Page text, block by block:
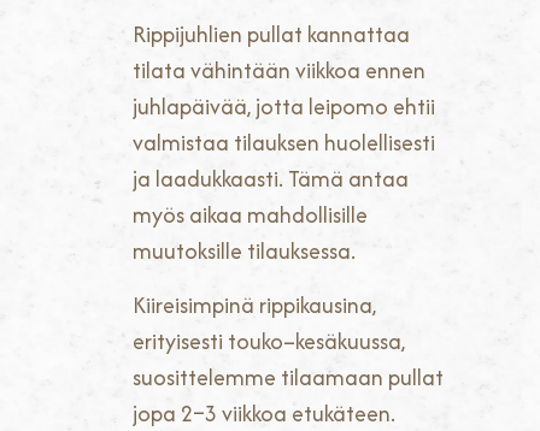
Rippijuhlien pullat kannattaa
tilata vähintään viikkoa ennen
juhlapäivää, jotta leipomo ehtii
valmistaa tilauksen huolellisesti
ja laadukkaasti. Tämä antaa
myös aikaa mahdollisille
muutoksille tilauksessa.
Kiireisimpinä rippikausina,
erityisesti touko–kesäkuussa,
suosittelemme tilaamaan pullat
jopa 2–3 viikkoa etukäteen.